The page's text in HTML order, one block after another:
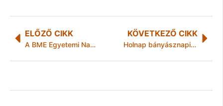
ELŐZŐ CIKK
A BME Egyetemi Napok legújabb sztárvendége a Supernem!
KÖVETKEZŐ CIKK
Holnap bányásznapi megemlékezés Perecesen